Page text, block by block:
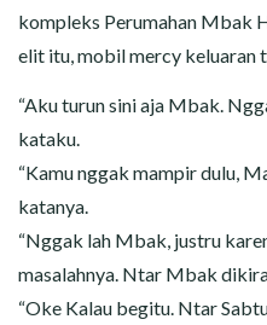
kompleks Perumahan Mbak
elit itu, mobil mercy keluaran
“Aku turun sini aja Mbak.
kataku.
“Kamu nggak mampir dulu,
katanya.
“Nggak lah Mbak, justru
masalahnya. Ntar Mbak
“Oke Kalau begitu. Ntar